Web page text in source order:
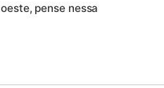
pense nessa